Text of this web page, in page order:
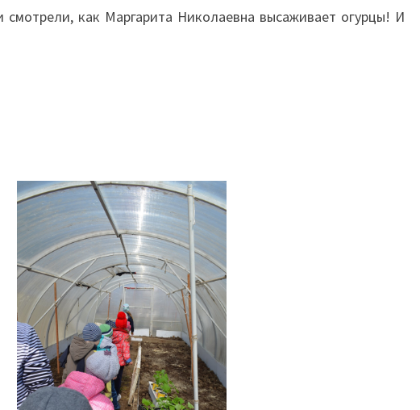
как Маргарита Николаевна высаживает огурцы! И